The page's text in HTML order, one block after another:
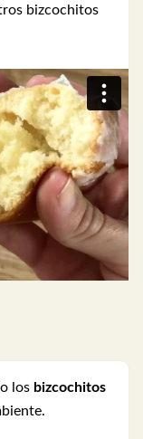
bizcochitos
los bizcochitos